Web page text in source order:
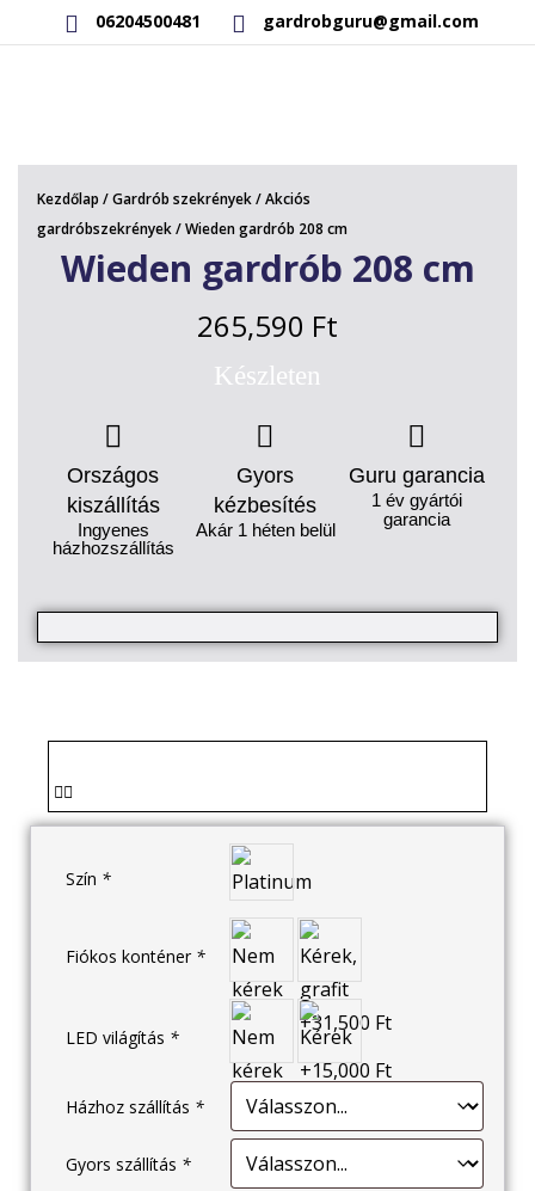
06204500481 gardrobguru@gmail.com
RAKTÁRON LÉVŐ TERMÉKEK
SAJÁT GYÁRTÁSÚ TERMÉKEK
KAPCSOLAT
Kezdőlap /Gardrób szekrények/Akciós
gardróbszekrények/ Wieden gardrób 208 cm
Wieden gardrób 208 cm
265,590 Ft
Készleten
Országos
kiszállítás
Ingyenes
házhozszállítás
Gyors
kézbesítés
Akár 1 héten belül
Guru garancia
1 év gyártói
garancia
Szín *
Fiókos konténer *
LED világítás *
Házhoz szállítás *
Gyors szállítás *